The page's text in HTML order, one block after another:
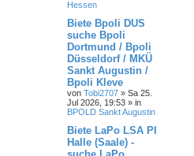
Hessen
Biete Bpoli DUS
suche Bpoli
Dortmund / Bpoli
Düsseldorf / MKÜ
Sankt Augustin /
Bpoli Kleve
von Tobi2707 » Sa 25.
Jul 2026, 19:53 » in
BPOLD Sankt Augustin
Biete LaPo LSA PI
Halle (Saale) -